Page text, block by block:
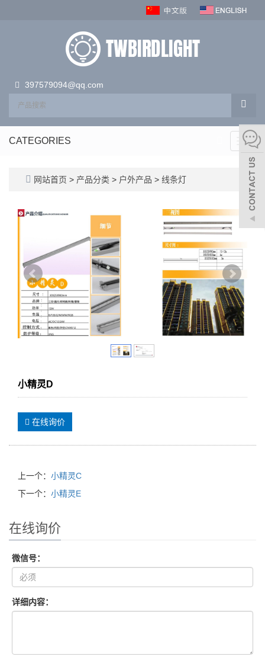
397579094@qq.com
CATEGORIES
网站首页 > 产品分类 > 户外产品 > 线条灯
小精灵D
在线询价
上一个： 小精灵C
下一个： 小精灵E
在线询价
微信号：
详细内容：